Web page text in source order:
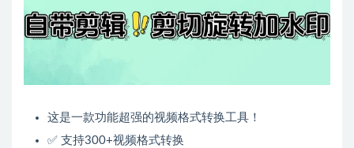
这是一款功能超强的视频格式转换工具！
✅ 支持300+视频格式转换